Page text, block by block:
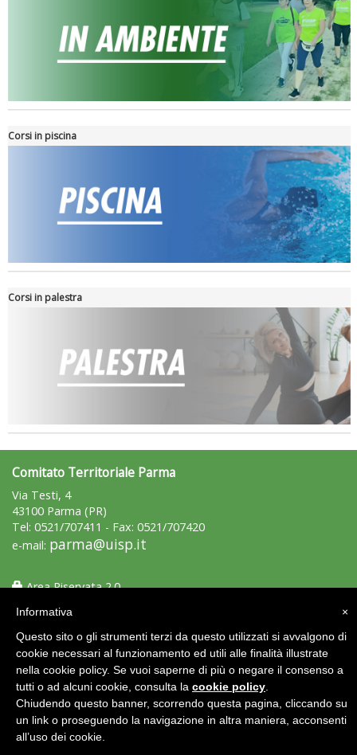
Tiziano Pesce nel Cda di Fondazione Terzjus: prima riunione a
Roma
Corsi in piscina
Corsi in palestra
Comitato Territoriale Parma
Via Testi, 4
43100 Parma (PR)
Tel: 0521/707411 - Fax: 0521/707420
e-mail: parma@uisp.it
Area Riservata 2.0
×
Informativa
Questo sito o gli strumenti terzi da questo utilizzati si avvalgono di
cookie necessari al funzionamento ed utili alle finalità illustrate
nella cookie policy. Se vuoi saperne di più o negare il consenso a
tutti o ad alcuni cookie, consulta la cookie policy
Chiudendo questo banner, scorrendo questa pagina, cliccando su
un link o proseguendo la navigazione in altra maniera, acconsenti
all’uso dei cookie.